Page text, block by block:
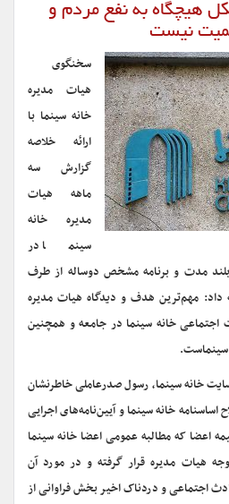
هیچگاه به نفع مردم و
نیست
سخنگوی
هیات مدیره
خانه سینما با
ارائه خلاصه
گزارش سه
ماهه هیات
مدیره خانه
سینما در
مدت و برنامه مشخص دوساله از طرف
مهم‌ترین هدف و دیدگاه هیات مدیره
خانه سینما در جامعه و همچنین
سینماست.
خانه سینما، رسول صدرعاملی خاطرنشان
اساسنامه خانه سینما و آیین‌نامه‌های اجرایی
اعضا که مطالبه عمومی اعضا خانه سینما
هیات مدیره قرار گرفته و در مورد آن
اجتماعی و دردناک اخیر بخش فراوانی از